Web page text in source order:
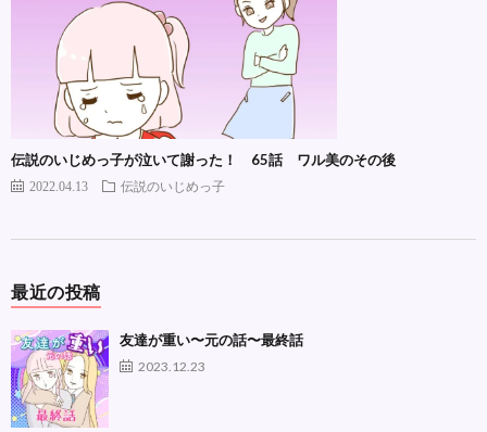
伝説のいじめっ子が泣いて謝った！ 65話 ワル美のその後
2022.04.13 伝説のいじめっ子
最近の投稿
友達が重い〜元の話〜最終話
2023.12.23